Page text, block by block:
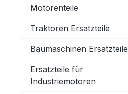
Motorenteile
Traktoren Ersatzteile
Baumaschinen Ersatzteile
Ersatzteile für
Industriemotoren